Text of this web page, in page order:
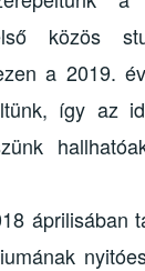
közös
a 2019.
így az
áprilisában